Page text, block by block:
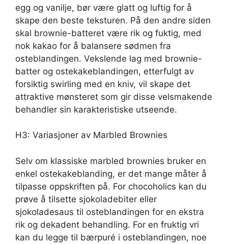
egg og vanilje, bør være glatt og luftig for å
skape den beste teksturen. På den andre siden
skal brownie-batteret være rik og fuktig, med
nok kakao for å balansere sødmen fra
osteblandingen. Vekslende lag med brownie-
batter og ostekakeblandingen, etterfulgt av
forsiktig swirling med en kniv, vil skape det
attraktive mønsteret som gir disse velsmakende
behandler sin karakteristiske utseende.
H3: Variasjoner av Marbled Brownies
Selv om klassiske marbled brownies bruker en
enkel ostekakeblanding, er det mange måter å
tilpasse oppskriften på. For chocoholics kan du
prøve å tilsette sjokoladebiter eller
sjokoladesaus til osteblandingen for en ekstra
rik og dekadent behandling. For en fruktig vri
kan du legge til bærpuré i osteblandingen, noe